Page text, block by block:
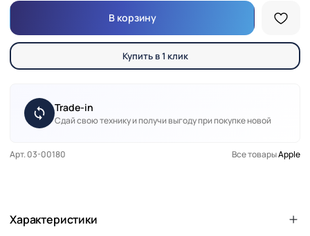
В корзину
Купить в 1 клик
Trade-in
Сдай свою технику и получи выгоду при покупке новой
Арт. 03-00180 Все товарыApple
Характеристики